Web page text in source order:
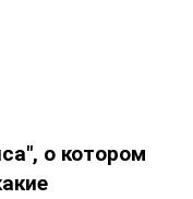
о котором